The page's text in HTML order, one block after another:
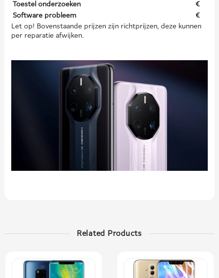
Toestel onderzoeken
€
Software probleem
€
Let op! Bovenstaande prijzen zijn richtprijzen, deze kunnen
per reparatie afwijken.
Related Products